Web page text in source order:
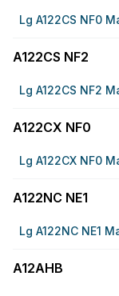
Lg A122CS NF0
A122CS NF2
Lg A122CS NF2
A122CX NF0
Lg A122CX NF0
A122NC NE1
Lg A122NC NE1
A12AHB